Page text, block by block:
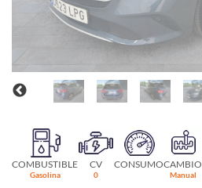
COMBUSTIBLE
Gasolina
CV
0
CONSUMOCAMBIO
Manual